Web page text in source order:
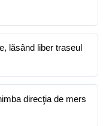
lăsând liber traseul
direcţia de mers